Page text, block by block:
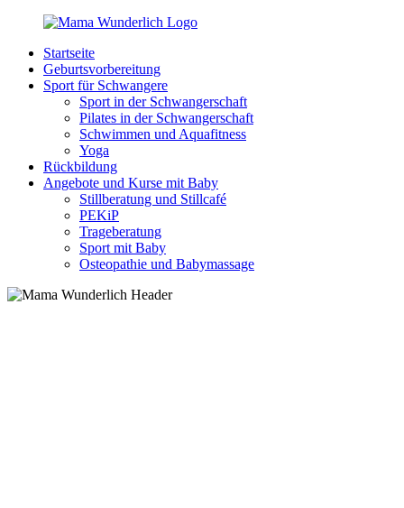
Zurück
Inhalt
MamaWunderlich.de
Mutti
sein
wunderbar!
Startseite
Geburtsvorbereitung
Sport für Schwangere
Sport in der Schwangerschaft
Pilates in der Schwangerschaft
Schwimmen und Aquafitness
Yoga
Rückbildung
Angebote und Kurse mit Baby
Stillberatung und Stillcafé
PEKiP
Trageberatung
Sport mit Baby
Osteopathie und Babymassage